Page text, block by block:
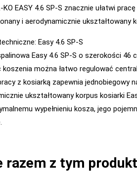
EASY 4.6 SP-S znacznie ułatwi
i aerodynamicznie
Easy 4.6 SP-S
Easy 4.6 SP-S o szerokości
koszenia można łatwo regulować
z kosiarką zapewnia jednobiegowy
ukształtowany korpus kosiarki
wypełnieniu kosza, jego
razem z tym